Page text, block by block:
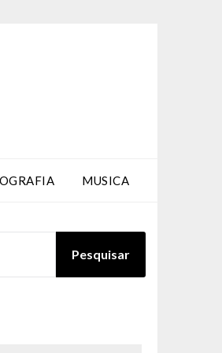
MUSICA
Pesquisar